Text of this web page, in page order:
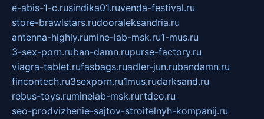
e-abis-1-c.rusindika01.ruvenda-festival.ru
store-brawlstars.rudooraleksandria.ru
antenna-highly.rumine-lab-msk.ru1-mus.ru
3-sex-porn.ruban-damn.rupurse-factory.ru
viagra-tablet.rufasbags.ruadler-jun.rubandamn.ru
fincontech.ru3sexporn.ru1mus.rudarksand.ru
rebus-toys.ruminelab-msk.rurtdco.ru
seo-prodvizhenie-sajtov-stroitelnyh-kompanij.ru